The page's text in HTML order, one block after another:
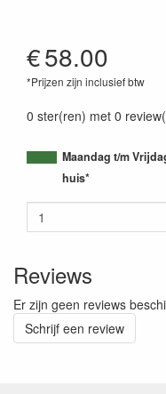
€58.00
*Prijzen zijn inclusief btw
0 ster(ren) met 0
Maandag t/m
huis*
Reviews
Er zijn geen reviews
Schrijf een review